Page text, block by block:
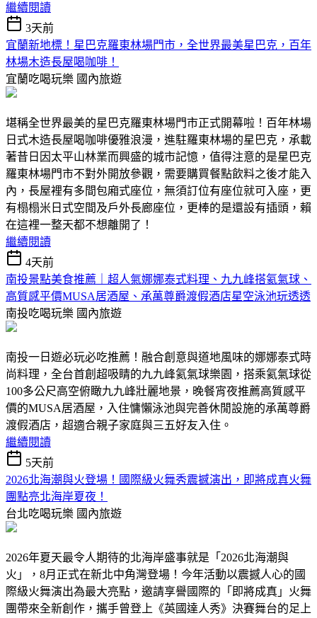
繼續閱讀
3天前
宜蘭新地標！星巴克羅東林場門市，全世界最美星巴克，百年
林場木造長屋喝咖啡！
宜蘭吃喝玩樂 國內旅遊
堪稱全世界最美的星巴克羅東林場門市正式開幕啦！百年林場
日式木造長屋喝咖啡優雅浪漫，進駐羅東林場的星巴克，承載
著昔日因太平山林業而興盛的城市記憶，值得注意的是星巴克
羅東林場門市不對外開放參觀，需要購買餐點飲料之後才能入
內，長屋裡有多間包廂式座位，無須訂位有座位就可入座，更
有榻榻米日式空間及戶外長廊座位，更棒的是還設有插頭，賴
在這裡一整天都不想離開了！
繼續閱讀
4天前
南投景點美食推薦｜超人氣娜娜泰式料理、九九峰搭氦氣球、
高質感平價MUSA居酒屋、承萬尊爵渡假酒店星空泳池玩透透
南投吃喝玩樂 國內旅遊
南投一日遊必玩必吃推薦！融合創意與道地風味的娜娜泰式時
尚料理，全台首創超吸睛的九九峰氦氣球樂園，搭乘氦氣球從
100多公尺高空俯瞰九九峰壯麗地景，晚餐宵夜推薦高質感平
價的MUSA居酒屋，入住慵懶泳池與完善休閒設施的承萬尊爵
渡假酒店，超適合親子家庭與三五好友入住。
繼續閱讀
5天前
2026北海潮與火登場！國際級火舞秀震撼演出，即將成真火舞
團點亮北海岸夏夜！
台北吃喝玩樂 國內旅遊
2026年夏天最令人期待的北海岸盛事就是「2026北海潮與
火」，8月正式在新北中角灣登場！今年活動以震撼人心的國
際級火舞演出為最大亮點，邀請享譽國際的「即將成真」火舞
團帶來全新創作，攜手曾登上《英國達人秀》決賽舞台的足上